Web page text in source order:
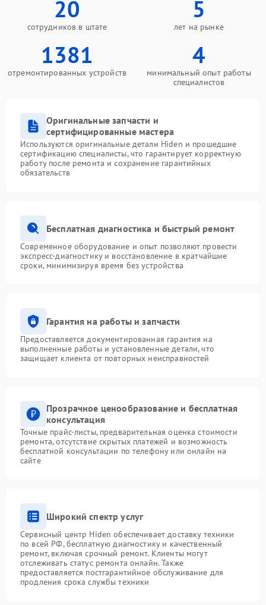
20
сотрудников в штате
5
лет на рынке
1381
отремонтированных устройств
4
минимальный опыт работы
специалистов
Оригинальные запчасти и
сертифицированные мастера
Используются оригинальные детали Hiden и прошедшие
сертификацию специалисты, что гарантирует корректную
работу после ремонта и сохранение гарантийных
обязательств
Бесплатная диагностика и быстрый ремонт
Современное оборудование и опыт позволяют провести
экспресс-диагностику и восстановление в кратчайшие
сроки, минимизируя время без устройства
Гарантия на работы и запчасти
Предоставляется документированная гарантия на
выполненные работы и установленные детали, что
защищает клиента от повторных неисправностей
Прозрачное ценообразование и бесплатная
консультация
Точные прайс-листы, предварительная оценка стоимости
ремонта, отсутствие скрытых платежей и возможность
бесплатной консультации по телефону или онлайн на
сайте
Широкий спектр услуг
Сервисный центр Hiden обеспечивает доставку техники
по всей РФ, бесплатную диагностику и качественный
ремонт, включая срочный ремонт. Клиенты могут
отслеживать статус ремонта онлайн. Также
предоставляется постгарантийное обслуживание для
продления срока службы техники